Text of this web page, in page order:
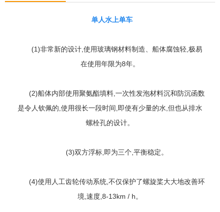
单人水上单车
(1)非常新的设计,使用玻璃钢材料制造、船体腐蚀轻,极易
在使用年限为8年。
(2)船体内部使用聚氨酯填料,一次性发泡材料沉和防沉函数
是令人钦佩的,使用很长一段时间,即使有少量的水,但也从排水
螺栓孔的设计。
(3)双方浮标,即为三个,平衡稳定。
(4)使用人工齿轮传动系统,不仅保护了螺旋桨大大地改善环
境,速度,8-13km / h。